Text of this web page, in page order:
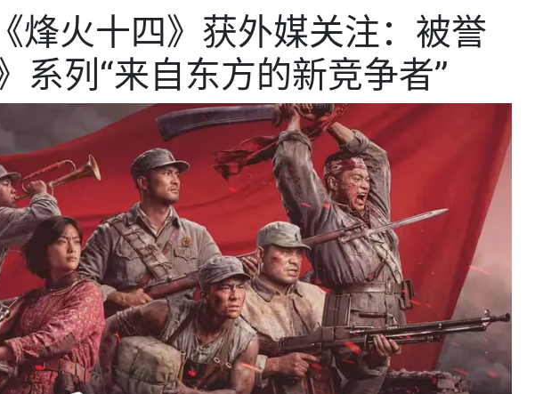
烽火十四》获外媒关注：被誉
系列“来自东方的新竞争者”